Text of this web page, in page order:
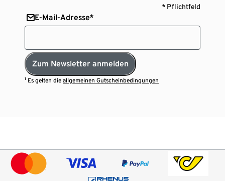
* Pflichtfeld
E-Mail-Adresse*
Zum Newsletter anmelden
¹ Es gelten dieallgemeinen Gutscheinbedingungen